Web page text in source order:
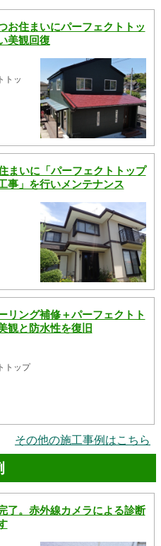
お住まいにパーフェクトトッ
美観回復
トッ
まいに「パーフェクトトップ
事」を行いメンテナンス
リング補修＋パーフェクトト
観と防水性を復旧
トップ
その他の施工事例はこちら
了。赤外線カメラによる診断